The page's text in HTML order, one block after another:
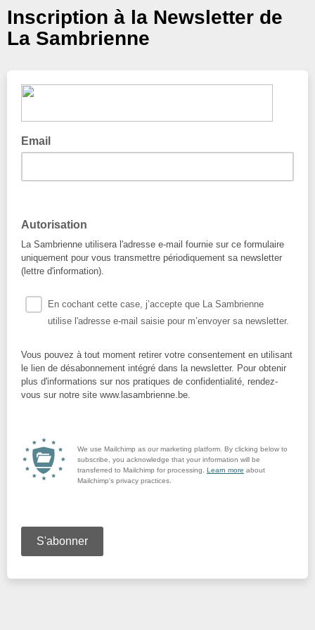
Inscription à la Newsletter de
La Sambrienne
Email
Autorisation
La Sambrienne utilisera l'adresse e-mail fournie sur ce formulaire
uniquement pour vous transmettre périodiquement sa newsletter
(lettre d'information).
En cochant cette case, j’accepte que La Sambrienne
utilise l'adresse e-mail saisie pour m’envoyer sa newsletter.
Vous pouvez à tout moment retirer votre consentement en utilisant
le lien de désabonnement intégré dans la newsletter. Pour obtenir
plus d'informations sur nos pratiques de confidentialité, rendez-
vous sur notre site www.lasambrienne.be.
We use Mailchimp as our marketing platform. By clicking below to
subscribe, you acknowledge that your information will be
transferred to Mailchimp for processing. Learn more about
Mailchimp's privacy practices.